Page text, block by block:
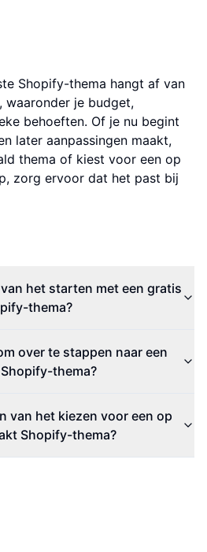
Shopify-thema hangt af van
waaronder je budget,
behoeften. Of je nu begint
later aanpassingen maakt,
thema of kiest voor een op
zorg ervoor dat het past bij
het starten met een gratis
thema?
over te stappen naar een
thema?
van het kiezen voor een op
Shopify-thema?